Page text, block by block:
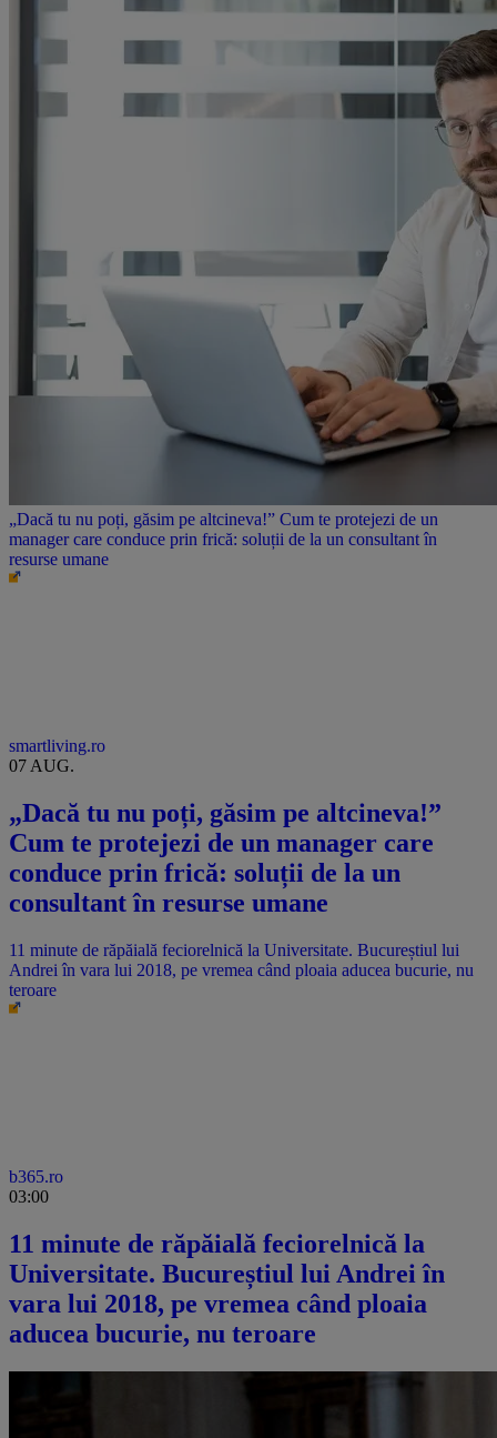
„Dacă tu nu poți, găsim pe altcineva!” Cum te protejezi de un
manager care conduce prin frică: soluții de la un consultant în
resurse umane
smartliving.ro
07 AUG.
„Dacă tu nu poți, găsim pe altcineva!”
Cum te protejezi de un manager care
conduce prin frică: soluții de la un
consultant în resurse umane
11 minute de răpăială feciorelnică la Universitate. Bucureștiul lui
Andrei în vara lui 2018, pe vremea când ploaia aducea bucurie, nu
teroare
b365.ro
03:00
11 minute de răpăială feciorelnică la
Universitate. Bucureștiul lui Andrei în
vara lui 2018, pe vremea când ploaia
aducea bucurie, nu teroare